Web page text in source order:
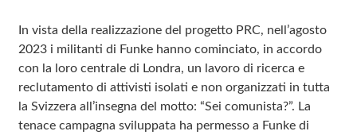
In vista della realizzazione del progetto PRC, nell’agosto
2023 i militanti di Funke hanno cominciato, in accordo
con la loro centrale di Londra, un lavoro di ricerca e
reclutamento di attivisti isolati e non organizzati in tutta
la Svizzera all’insegna del motto: “Sei comunista?”. La
tenace campagna sviluppata ha permesso a Funke di